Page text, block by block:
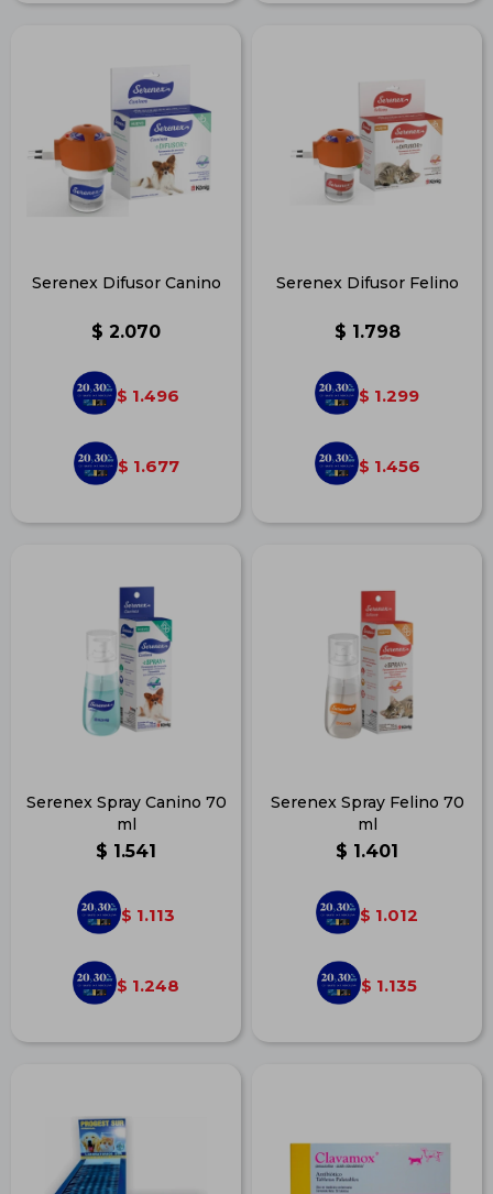
Serenex Difusor Canino
$ 2.070
$ 1.496
$ 1.677
Serenex Difusor Felino
$ 1.798
$ 1.299
$ 1.456
Serenex Spray Canino 70
ml
$ 1.541
$ 1.113
$ 1.248
Serenex Spray Felino 70
ml
$ 1.401
$ 1.012
$ 1.135